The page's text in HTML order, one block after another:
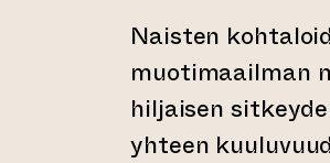
Naisten
muotimaailman
hiljaisen
yhteen